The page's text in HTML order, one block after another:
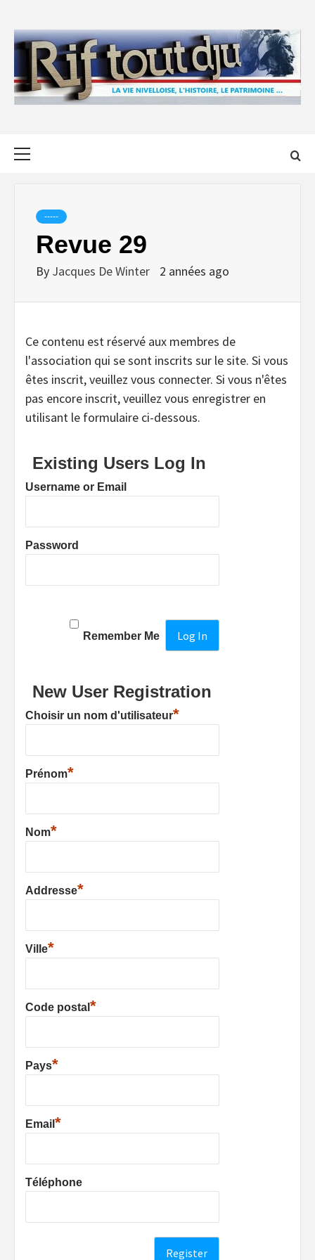
content
-----
Revue 29
By Jacques De Winter 2 années ago
Ce contenu est réservé aux membres de
l'association qui se sont inscrits sur le site. Si vous
êtes inscrit, veuillez vous connecter. Si vous n'êtes
pas encore inscrit, veuillez vous enregistrer en
utilisant le formulaire ci-dessous.
Existing Users Log In
Username or Email
Password
Remember Me
New User Registration
Choisir un nom d'utilisateur*
Prénom*
Nom*
Addresse*
Ville*
Code postal *
Pays*
Email *
Téléphone